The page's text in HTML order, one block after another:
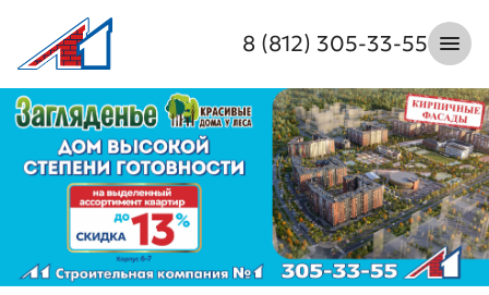
8 (812) 305-33-55
Л1 Строительная компания №1
Недвижимость в Санкт-Петербурге